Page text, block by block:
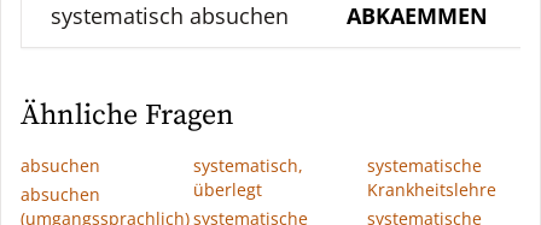
systematisch absuchen ABKAEMMEN
Ähnliche Fragen
absuchen
absuchen
(umgangssprachlich)
systematisch,
überlegt
systematische
systematische
Krankheitslehre
systematische